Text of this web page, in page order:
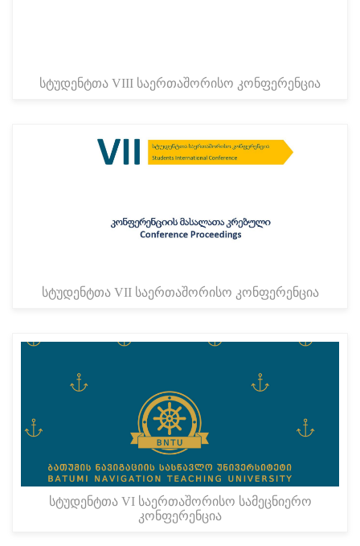
სტუდენტთა VIII საერთაშორისო კონფერენცია
სტუდენტთა VII საერთაშორისო კონფერენცია
სტუდენტთა VI საერთაშორისო სამეცნიერო
კონფერენცია